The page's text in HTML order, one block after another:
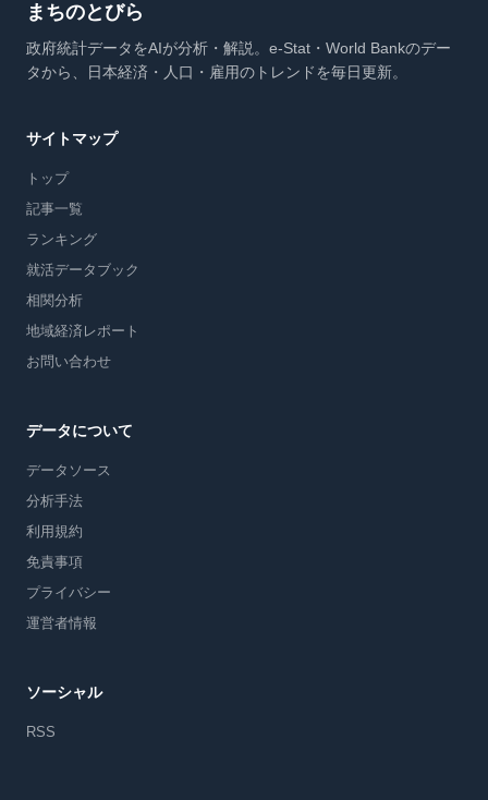
まちのとびら
政府統計データをAIが分析・解説。e-Stat・World Bankのデー
タから、日本経済・人口・雇用のトレンドを毎日更新。
サイトマップ
トップ
記事一覧
ランキング
就活データブック
相関分析
地域経済レポート
お問い合わせ
データについて
データソース
分析手法
利用規約
免責事項
プライバシー
運営者情報
ソーシャル
RSS